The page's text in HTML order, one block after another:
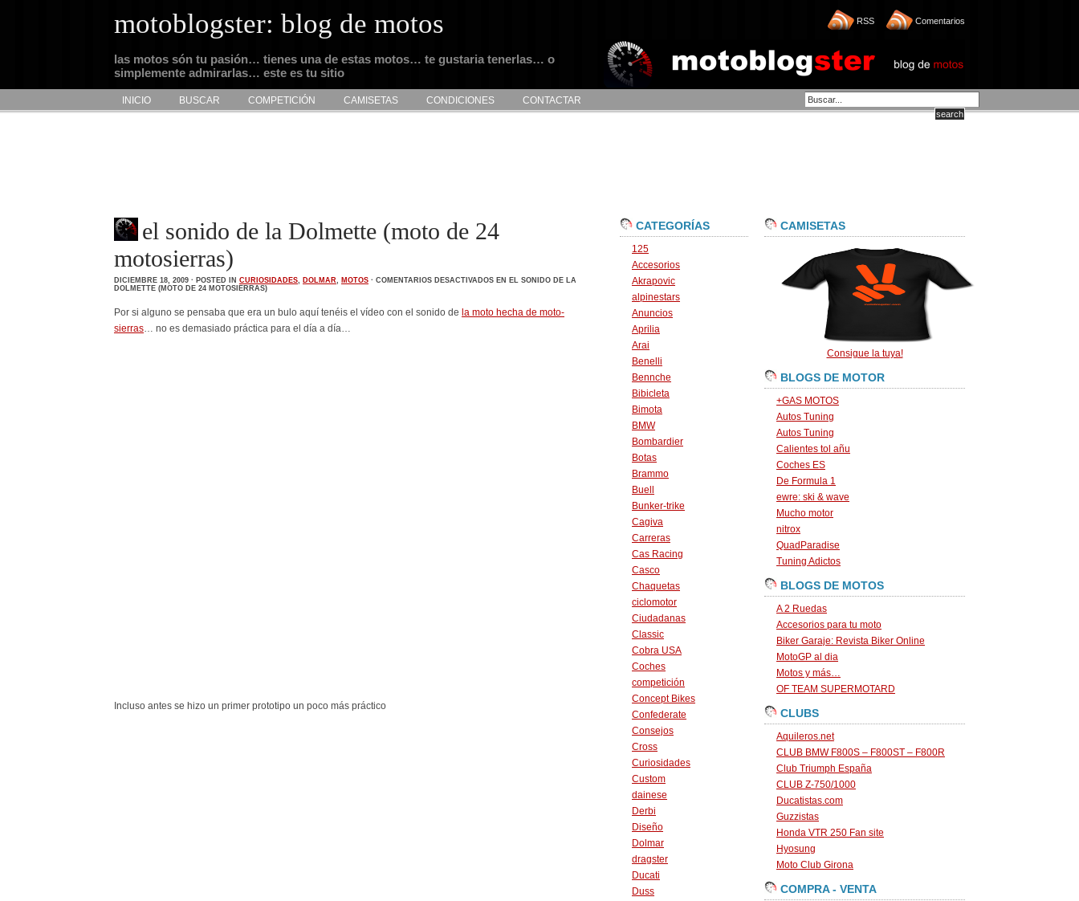
motoblogster: blog de motos
las motos són tu pasión… tienes una de estas motos… te gustaria tenerlas… o
simplemente admirarlas… este es tu sitio
RSS Comentarios
INICIO BUSCAR COMPETICIÓN CAMISETAS CONDICIONES CONTACTAR
el sonido de la Dolmette (moto de 24
motosierras)
DICIEMBRE 18, 2009 · POSTED IN CURIOSIDADES, DOLMAR, MOTOS · COMENTARIOS DESACTIVADOS EN EL SONIDO DE LA
DOLMETTE (MOTO DE 24 MOTOSIERRAS)
Por si alguno se pensaba que era un bulo aquí tenéis el vídeo con el sonido de la moto hecha de moto-
sierras… no es demasiado práctica para el día a día…
Incluso antes se hizo un primer prototipo un poco más práctico
CATEGORÍAS
125
Accesorios
Akrapovic
alpinestars
Anuncios
Aprilia
Arai
Benelli
Bennche
Bibicleta
Bimota
BMW
Bombardier
Botas
Brammo
Buell
Bunker-trike
Cagiva
Carreras
Cas Racing
Casco
Chaquetas
ciclomotor
Ciudadanas
Classic
Cobra USA
Coches
competición
Concept Bikes
Confederate
Consejos
Cross
Curiosidades
Custom
dainese
Derbi
Diseño
Dolmar
dragster
Ducati
Duss
CAMISETAS
Consigue la tuya!
BLOGS DE MOTOR
+GAS MOTOS
Autos Tuning
Autos Tuning
Calientes tol añu
Coches ES
De Formula 1
ewre: ski & wave
Mucho motor
nitrox
QuadParadise
Tuning Adictos
BLOGS DE MOTOS
A 2 Ruedas
Accesorios para tu moto
Biker Garaje: Revista Biker Online
MotoGP al dia
Motos y más…
OF TEAM SUPERMOTARD
CLUBS
Aquileros.net
CLUB BMW F800S – F800ST – F800R
Club Triumph España
CLUB Z-750/1000
Ducatistas.com
Guzzistas
Honda VTR 250 Fan site
Hyosung
Moto Club Girona
COMPRA - VENTA